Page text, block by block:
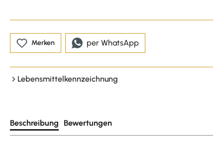
Merken per WhatsApp
Lebensmittelkennzeichnung
Beschreibung Bewertungen